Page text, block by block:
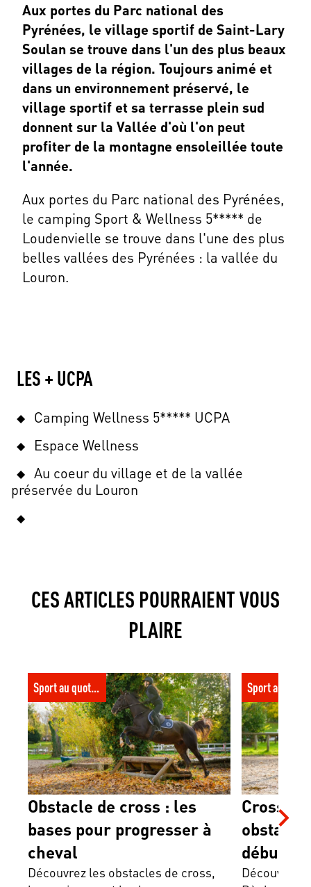
Aux portes du Parc national des
Pyrénées, le village sportif de Saint-Lary
Soulan se trouve dans l'un des plus beaux
villages de la région. Toujours animé et
dans un environnement préservé, le
village sportif et sa terrasse plein sud
donnent sur la Vallée d'où l'on peut
profiter de la montagne ensoleillée toute
l'année.
Aux portes du Parc national des Pyrénées,
le camping Sport & Wellness 5***** de
Loudenvielle se trouve dans l'une des plus
belles vallées des Pyrénées : la vallée du
Louron.
LES + UCPA
Camping Wellness 5***** UCPA
Espace Wellness
Au coeur du village et de la vallée
préservée du Louron
CES ARTICLES POURRAIENT VOUS
PLAIRE
Obstacle de cross : les bases pour
progresser à cheval
Sport au quotidien
Obstacle de cross : les
bases pour progresser à
cheval
Découvrez les obstacles de cross,
Cross
conseils
Cross
débuter
Découvrez